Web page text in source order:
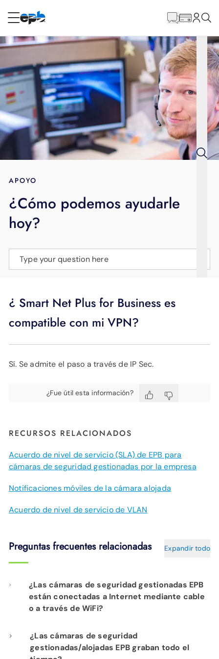
RESIDENCIAL
Internet
Energía
Televisión
BLOG
APOYO
principal
APOYO
¿Cómo podemos ayudarle
hoy?
Type your question here
¿ Smart Net Plus for Business es
compatible con mi VPN?
Sí. Se admite el paso a través de IP Sec.
¿Fue útil esta información?
RECURSOS RELACIONADOS
Acuerdo de nivel de servicio (SLA) de EPB para
cámaras de seguridad gestionadas por la empresa
Notificaciones móviles de la cámara alojada
Acuerdo de nivel de servicio de VLAN
Preguntas frecuentes relacionadas Expandir todo
¿Las cámaras de seguridad gestionadas EPB
están conectadas a Internet mediante cable
o a través de WiFi?
Nuestra instalación profesional incluye el
cableado de cada cámara a su
¿Las cámaras de seguridad
gestionadas/alojadas EPB graban todo el